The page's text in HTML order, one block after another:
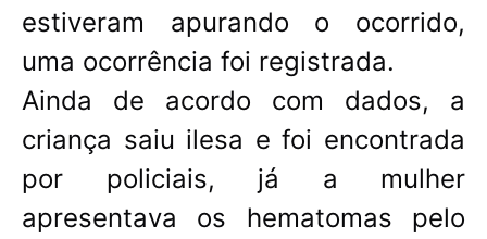
estiveram apurando o ocorrido,
uma ocorrência foi registrada.
Ainda de acordo com dados, a
criança saiu ilesa e foi encontrada
por policiais, já a mulher
apresentava os hematomas pelo